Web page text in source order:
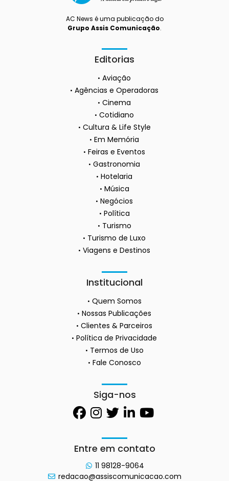
AC News é uma publicação do
Grupo Assis Comunicação.
Editorias
Aviação
Agências e Operadoras
Cinema
Cotidiano
Cultura & Life Style
Em Memória
Feiras e Eventos
Gastronomia
Hotelaria
Música
Negócios
Política
Turismo
Turismo de Luxo
Viagens e Destinos
Institucional
Quem Somos
Nossas Publicações
Clientes & Parceiros
Política de Privacidade
Termos de Uso
Fale Conosco
Siga-nos
Entre em contato
11 98128-9064
redacao@assiscomunicacao.com